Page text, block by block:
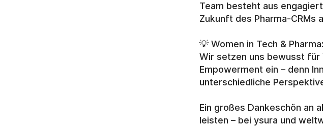
Team besteht aus
Zukunft des Pharma-CRMs
💡 Women in Tech &
Wir setzen uns bewusst für
Empowerment ein – denn
unterschiedliche
Ein großes Dankeschön an
leisten – bei ysura und